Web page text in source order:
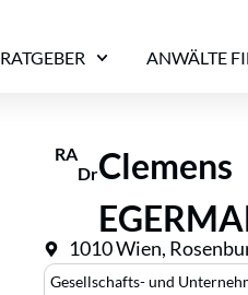
RATGEBER ANWÄLTE
RA
DrClemens
1010 Wien,
Gesellschafts- und